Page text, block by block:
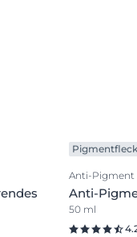
Anti-Pigment
Anti-
50 ml